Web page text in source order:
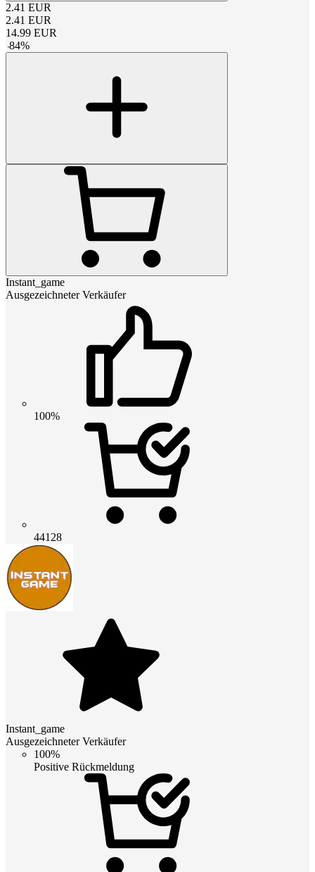
2.41 EUR
2.41 EUR
14.99 EUR
-84%
Instant_game
Ausgezeichneter Verkäufer
100%
44128
Instant_game
Ausgezeichneter Verkäufer
100%
Positive Rückmeldung